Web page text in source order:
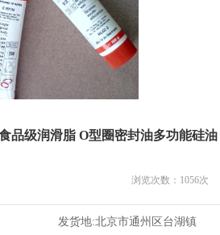
品级润滑脂 O型圈密封油多功能硅油
浏览次数： 1056次
发货地:北京市通州区台湖镇